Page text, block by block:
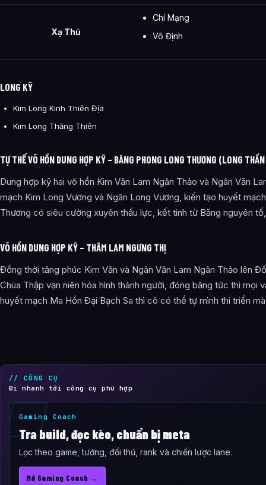
Xạ Thủ
Chí Mạng
Vô Định
LONG KỸ
Kim Long Kinh Thiên Địa
Kim Long Thăng Thiên
TỰ THỂ VÕ HỒN DUNG HỢP KỸ – BĂNG PHONG LONG THƯƠNG (LONG
Dung hợp kỹ hai võ hồn Kim Văn Lam Ngân Thảo và Ngân Văn
mạch Kim Long Vương và Ngân Long Vương, kiến tạo huyết
Thương có siêu cường xuyên thấu lực, kết tinh từ Băng nguyên
VÕ HỒN DUNG HỢP KỸ – THÂM LAM NGƯNG THỊ
Đồng thời tăng phúc Kim Văn và Ngân Văn Lam Ngân Thảo lên
Chúa Thập vạn niên hóa hình thành người, đóng băng tức thì mọi
huyết mạch Ma Hồn Đại Bạch Sa thì cô có thể tự mình thi triển
// CÔNG CỤ
Đi nhanh tới công cụ phù hợp
Gaming Coach
Tra build, đọc kèo, chuẩn bị meta
Lọc theo game, tướng, đối thủ, rank và chiến lược lane.
Mở Gaming Coach →